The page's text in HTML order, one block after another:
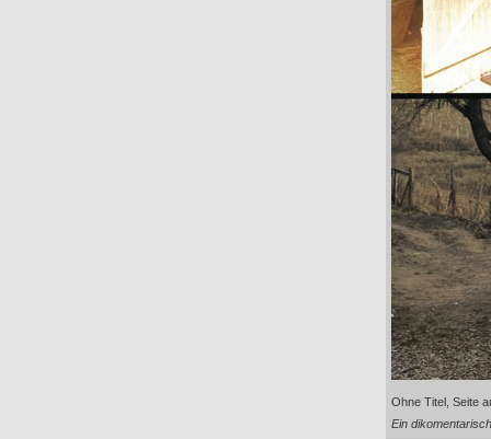
Ohne Titel, Seite
Ein